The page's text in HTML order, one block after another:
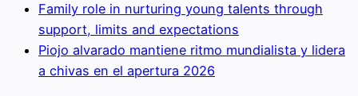
Family role in nurturing young talents through
support, limits and expectations
Piojo alvarado mantiene ritmo mundialista y lidera
a chivas en el apertura 2026